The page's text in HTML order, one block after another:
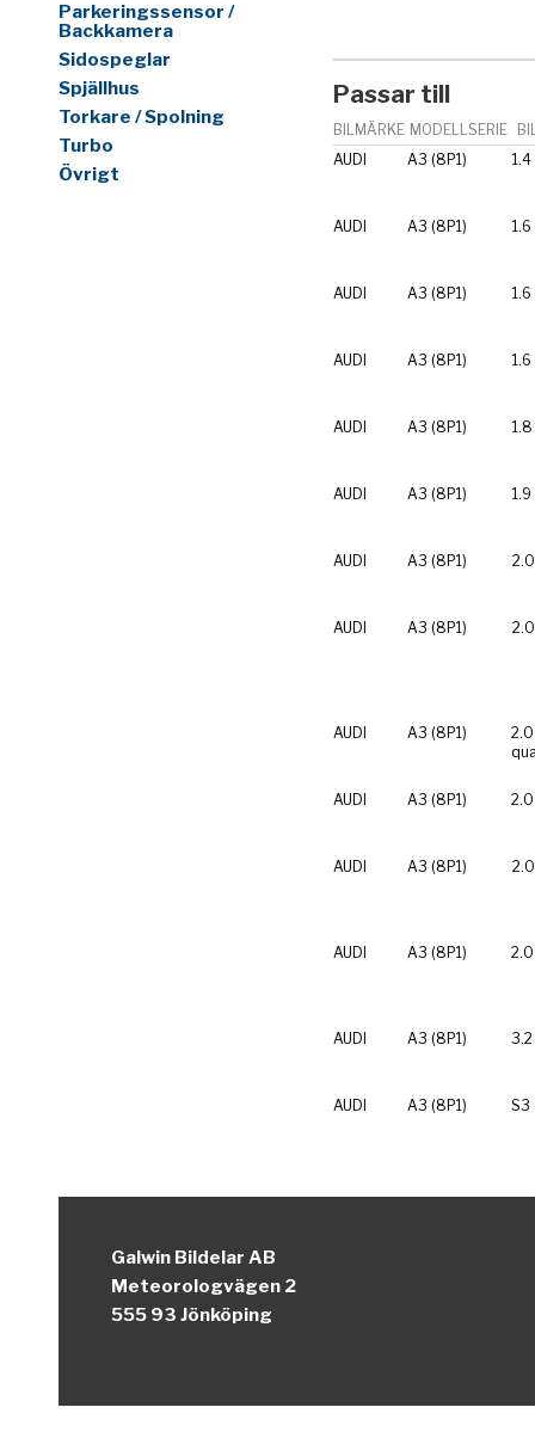
Parkeringssensor /
Backkamera
Sidospeglar
Spjällhus
Torkare / Spolning
Turbo
Övrigt
Passar till
BILMÄRKE MODELLSERIE
AUDI
A3 (8P1) 1.4
AUDI A3 (8P1) 1.6
AUDI A3 (8P1) 1.6
AUDI A3 (8P1) 1.6
AUDI A3 (8P1) 1.8
AUDI A3 (8P1) 1.9
AUDI A3 (8P1)
AUDI A3 (8P1)
AUDI A3 (8P1)
2.0
AUDI A3 (8P1)
AUDI A3 (8P1)
AUDI A3 (8P1)
AUDI A3 (8P1)
AUDI A3 (8P1) S3
Galwin Bildelar AB
Meteorologvägen 2
555 93 Jönköping